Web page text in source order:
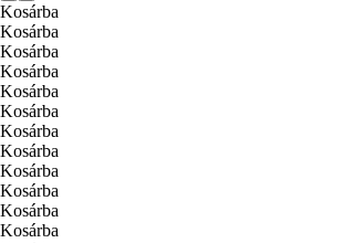
Kosárba
Kosárba
Kosárba
Kosárba
Kosárba
Kosárba
Kosárba
Kosárba
Kosárba
Kosárba
Kosárba
Kosárba